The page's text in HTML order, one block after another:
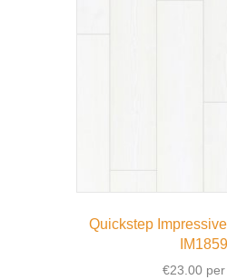
Quickstep
IM1859
€23.00 per